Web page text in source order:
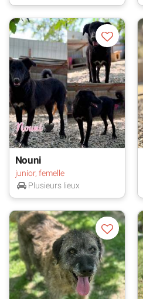
Nouni
junior, femelle
Plusieurs lieux